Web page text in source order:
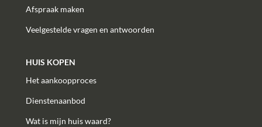
Afspraak maken
Veelgestelde vragen en antwoorden
HUIS KOPEN
Het aankoopproces
Dienstenaanbod
Wat is mijn huis waard?